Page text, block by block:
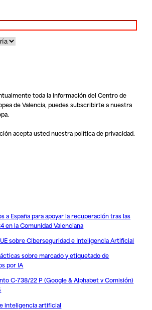
toda la información del Centro de
de Valencia, puedes subscribirte a nuestra
acepta usted nuestrapolítica de privacidad.
a España para apoyar la recuperación tras las
en la Comunidad Valenciana
sobre Ciberseguridad e Inteligencia Artificial
sobre marcado y etiquetado de
por IA
C-738/22 P (Google & Alphabet v Comisión)
inteligencia artificial